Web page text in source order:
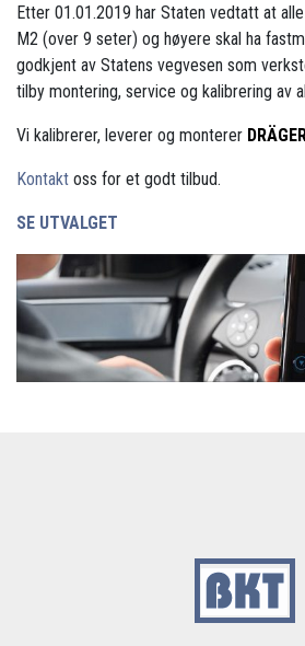
Etter 01.01.2019 har Staten vedtatt at
M2 (over 9 seter) og høyere skal ha
godkjent av Statens vegvesen som
tilby montering, service og kalibrering av
Vi kalibrerer, leverer og monterer
Kontakt oss for et godt tilbud.
SE UTVALGET